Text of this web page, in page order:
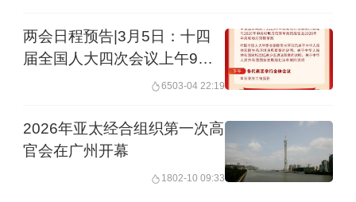
两会日程预告|3月5日：十四
届全国人大四次会议上午9时
6503-04 22:19
2026年亚太经合组织第一次高
官会在广州开幕
1802-10 09:33